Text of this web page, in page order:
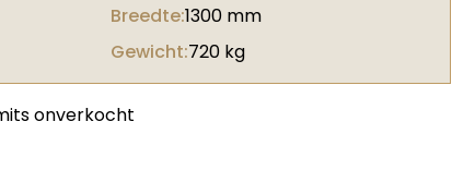
Breedte:1300 mm
Gewicht:720 kg
onverkocht
F6468 Shell Jet black + folie aantal